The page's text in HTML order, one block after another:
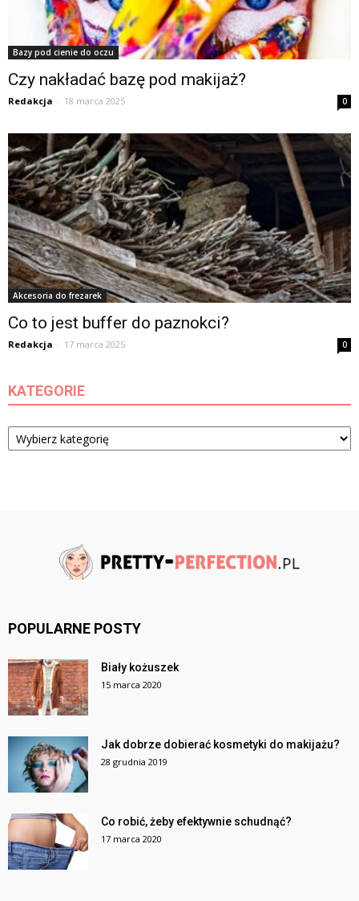
Bazy pod cienie do oczu
Czy nakładać bazę pod makijaż?
Redakcja - 18 marca 2025 0
Akcesoria do frezarek
Co to jest buffer do paznokci?
Redakcja - 17 marca 2025 0
KATEGORIE
Kategorie
POPULARNE POSTY
Biały kożuszek
15 marca 2020
Jak dobrze dobierać kosmetyki do makijażu?
28 grudnia 2019
Co robić, żeby efektywnie schudnąć?
17 marca 2020